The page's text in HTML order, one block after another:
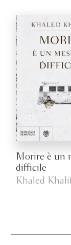
Morire è un
difficile
Khaled